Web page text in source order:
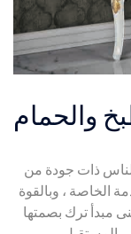
والحمام
ذات جودة من
الخاصة ، وبالقوة
مبدأ ترك بصمتها